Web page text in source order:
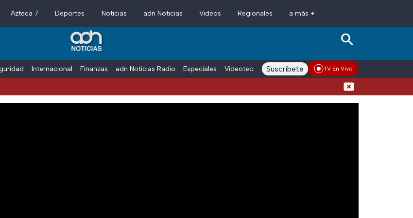
Azteca 7 Deportes Noticias adn Noticias Videos Regionales a más +
Internacional Finanzas adn Noticias Radio Especiales Videoteca Conductores Voces adn Noticias
Suscríbete TV En Vivo